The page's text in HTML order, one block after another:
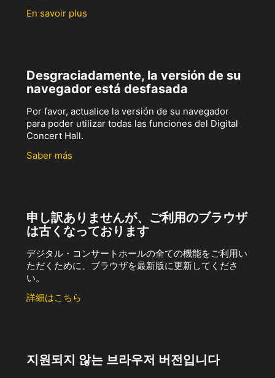
En savoir plus
Desgraciadamente, la versión de su
navegador está desfasada
Por favor, actualice la versión de su navegador
para poder utilizar todas las funciones del Digital
Concert Hall.
Saber más
申し訳ありませんが、ご利用のブラウザ
は古くなっております
デジタル・コンサートホールの全ての機能をご利用い
ただくために、ブラウザを最新版に更新してくださ
い。
詳細はこちら
지원되지 않는 브라우저 버전입니다